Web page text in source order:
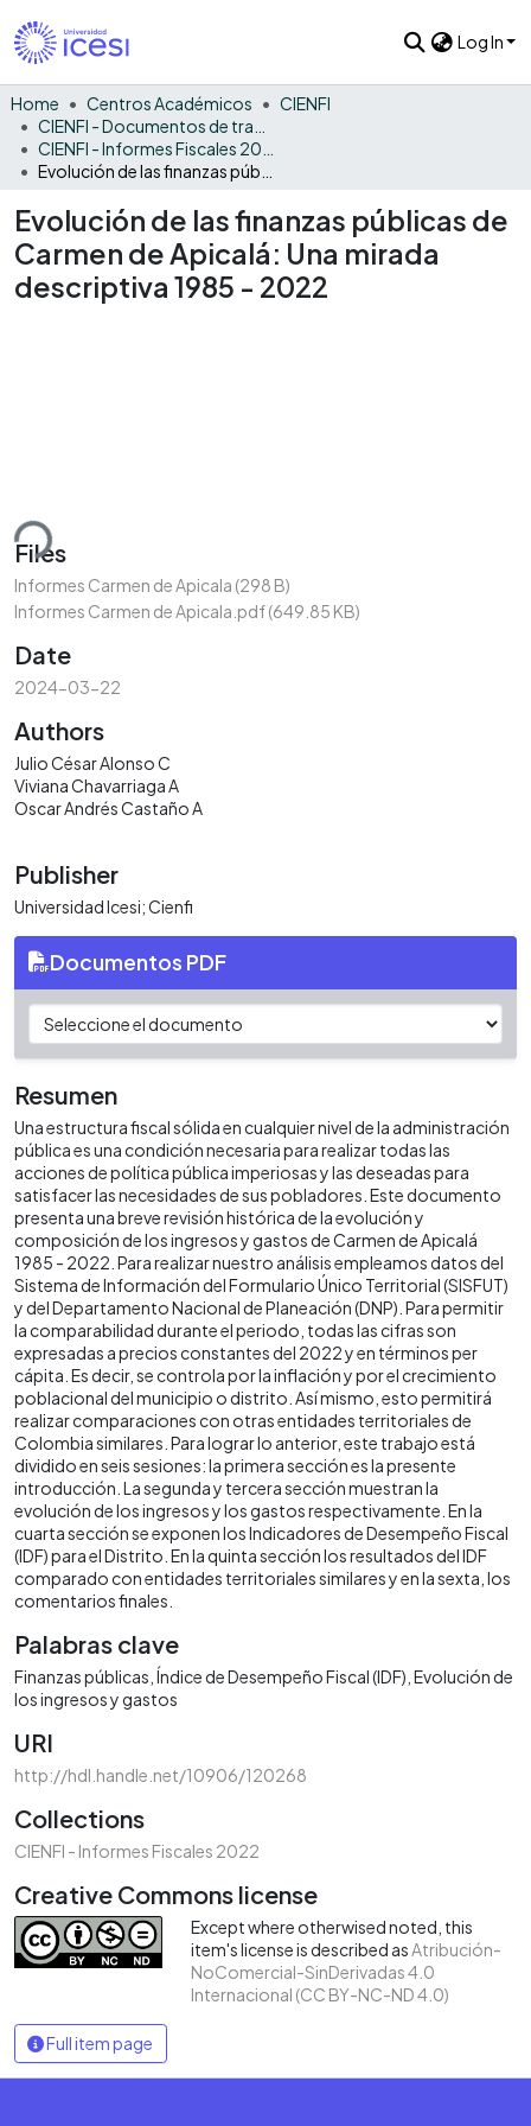
Log In
Home Centros Académicos
CIENFI
Evolución de las finanzas públicas de
Carmen de Apicalá: Una mirada
descriptiva 1985 - 2022
Files
Informes Carmen de Apicala (298 B)
Informes Carmen de Apicala.pdf(649.85 KB)
Date
2024-03-22
Authors
Julio César Alonso C
Viviana Chavarriaga A
Oscar Andrés Castaño A
Publisher
Universidad Icesi; Cienfi
Documentos PDF
Resumen
Una estructura fiscal sólida en cualquier nivel de la administración
pública es una condición necesaria para realizar todas las
acciones de política pública imperiosas y las deseadas para
satisfacer las necesidades de sus pobladores. Este documento
presenta una breve revisión histórica de la evolución y
composición de los ingresos y gastos de Carmen de Apicalá
1985 - 2022. Para realizar nuestro análisis empleamos datos del
Sistema de Información del Formulario Único Territorial (SISFUT)
y del Departamento Nacional de Planeación (DNP). Para permitir
la comparabilidad durante el periodo, todas las cifras son
expresadas a precios constantes del 2022 y en términos per
cápita. Es decir, se controla por la inflación y por el crecimiento
poblacional del municipio o distrito. Así mismo, esto permitirá
realizar comparaciones con otras entidades territoriales de
Colombia similares. Para lograr lo anterior, este trabajo está
dividido en seis sesiones: la primera sección es la presente
introducción. La segunda y tercera sección muestran la
evolución de los ingresos y los gastos respectivamente. En la
cuarta sección se exponen los Indicadores de Desempeño Fiscal
(IDF) para el Distrito. En la quinta sección los resultados del IDF
comparado con entidades territoriales similares y en la sexta, los
comentarios finales.
Palabras clave
Finanzas públicas Índice de Desempeño Fiscal (IDF) Evolución de
los ingresos y gastos
URI
http://hdl.handle.net/10906/120268
Collections
CIENFI - Informes Fiscales 2022
Creative Commons license
Except where otherwised noted, this
item's license is described asAtribución-
NoComercial-SinDerivadas 4.0
Internacional (CC BY-NC-ND 4.0)
Full item page